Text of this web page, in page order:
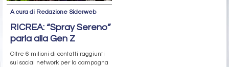
A cura di Redazione Siderweb
RICREA: “Spray Sereno”
parla alla Gen Z
Oltre 6 milioni di contatti raggiunti
sui social network per la campagna